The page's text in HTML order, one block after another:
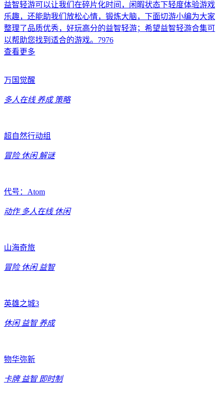
益智轻游可以让我们在碎片化时间，闲暇状态下轻度体验游戏
乐趣，还能助我们放松心情，锻炼大脑，下面切游小编为大家
整理了品质优秀，好玩高分的益智轻游；希望益智轻游合集可
以帮助您找到适合的游戏。7976
查看更多
万国觉醒
多人在线 养成 策略
超自然行动组
冒险 休闲 解谜
代号：Atom
动作 多人在线 休闲
山海奇旅
冒险 休闲 益智
英雄之城3
休闲 益智 养成
物华弥新
卡牌 益智 即时制